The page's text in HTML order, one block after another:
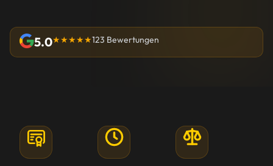
5.0★★★★★123 Bewertungen